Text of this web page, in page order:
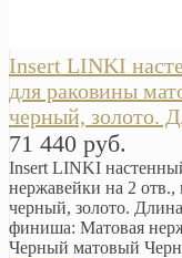
Insert LINKI
для раковины
черный, золото.
71 440 руб.
Insert LINKI
нержавейки на 2 отв.,
черный, золото.
финиша: Матовая
Черный матовый